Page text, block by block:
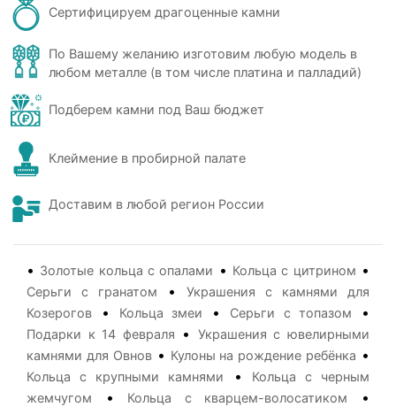
Сертифицируем драгоценные камни
По Вашему желанию изготовим любую модель в
любом металле (в том числе платина и палладий)
Подберем камни под Ваш бюджет
Клеймение в пробирной палате
Доставим в любой регион России
• Золотые кольца с опалами • Кольца с цитрином •
Серьги с гранатом • Украшения с камнями для
Козерогов • Кольца змеи • Серьги с топазом •
Подарки к 14 февраля • Украшения с ювелирными
камнями для Овнов• Кулоны на рождение ребёнка •
Кольца с крупными камнями •
Кольца с черным
жемчугом
• Кольца с кварцем-волосатиком •